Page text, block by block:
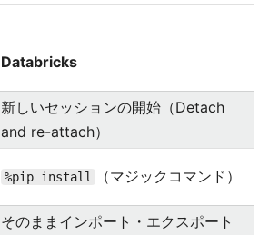
Databricks
新しいセッションの開始（Detach
and re-attach）
%pip install （マジックコマンド）
そのままインポート・エクスポート